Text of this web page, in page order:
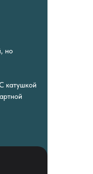
но
катушкой